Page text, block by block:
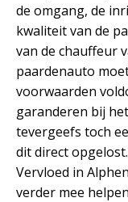
de omgang, de
kwaliteit van de
van de chauffeur
paardenauto
voorwaarden
garanderen bij
tevergeefs toch
dit direct
Vervloed in
verder mee